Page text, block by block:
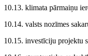
10.13. klimata pārmaiņu
10.14. valsts nozīmes
10.15. investīciju projektu